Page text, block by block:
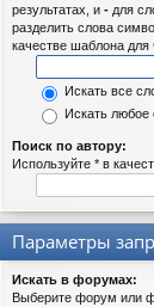
результатах, и - для
разделить слова
качестве шаблона для
Искать все
Искать любое
Поиск по автору:
Используйте * в
Параметры
Искать в форумах:
Выберите форум или